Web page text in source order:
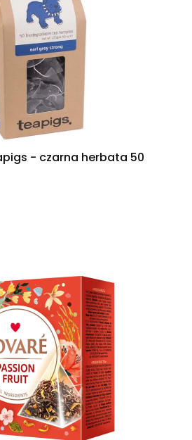
- czarna herbata 50